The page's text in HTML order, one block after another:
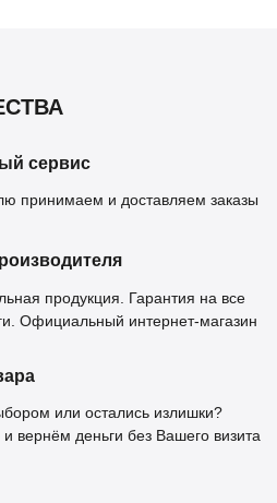
сервис
принимаем и доставляем заказы
продукция. Гарантия на все
Официальный интернет-магазин
или остались излишки?
вернём деньги без Вашего визита